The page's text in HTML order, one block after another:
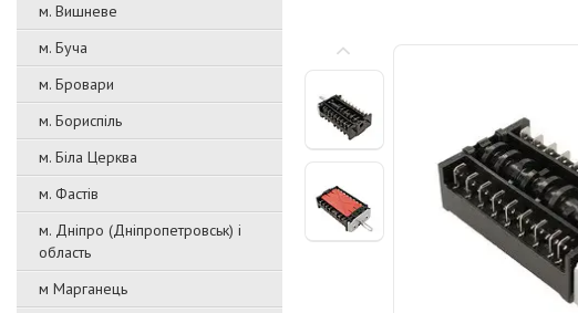
м. Вишневе
м. Буча
м. Бровари
м. Бориспіль
м. Біла Церква
м. Фастів
м. Дніпро (Дніпропетровськ) і
область
м Марганець